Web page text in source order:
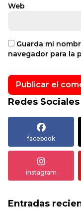
Web
Guarda mi
navegador para la
Redes Sociales
facebook
instagram
Entradas